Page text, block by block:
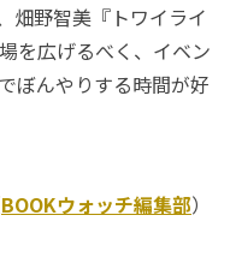
畑野智美『トワイライ
を広げるべく、イベン
ぼんやりする時間が好
BOOKウォッチ編集部）